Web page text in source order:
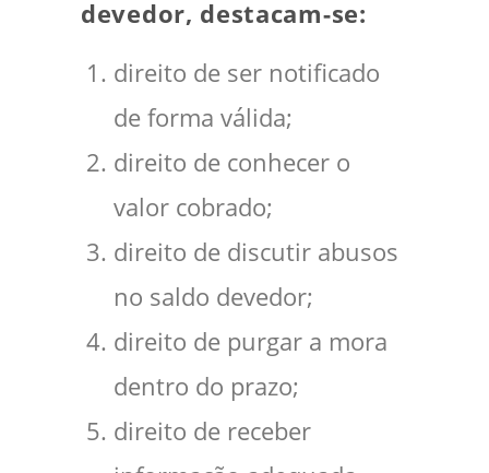
devedor, destacam-se:
direito de ser notificado
de forma válida;
direito de conhecer o
valor cobrado;
direito de discutir abusos
no saldo devedor;
direito de purgar a mora
dentro do prazo;
direito de receber